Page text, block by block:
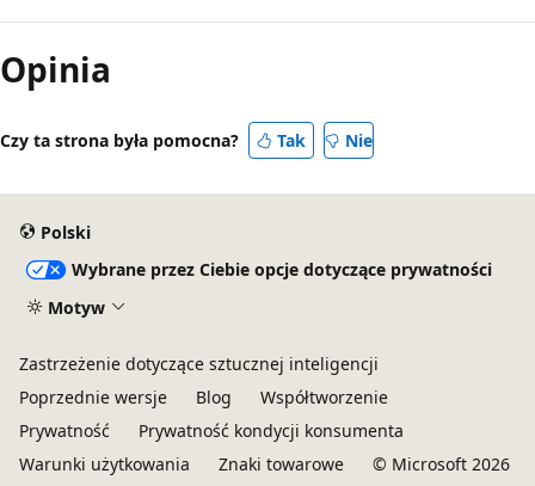
Tryb
odczytu
wyłączony
Opinia
Czy ta strona była pomocna? Tak Nie
Polski
Wybrane przez Ciebie opcje dotyczące prywatności
Motyw
Zastrzeżenie dotyczące sztucznej inteligencji
Poprzednie wersje
Blog
Współtworzenie
Prywatność
Prywatność kondycji konsumenta
Warunki użytkowania
Znaki towarowe © Microsoft 2026